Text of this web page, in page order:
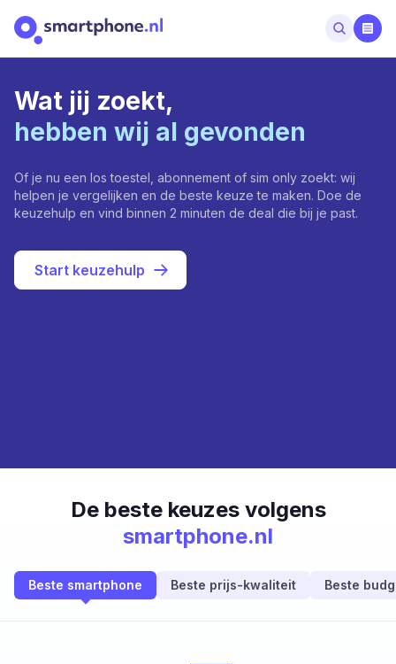
Wat jij zoekt,
hebben wij al gevonden
Of je nu een los toestel, abonnement of sim only zoekt: wij
helpen je vergelijken en de beste keuze te maken. Doe de
keuzehulp en vind binnen 2 minuten de deal die bij je past.
Start keuzehulp
De beste keuzes volgens
smartphone.nl
Beste smartphone Beste prijs-kwaliteit Beste